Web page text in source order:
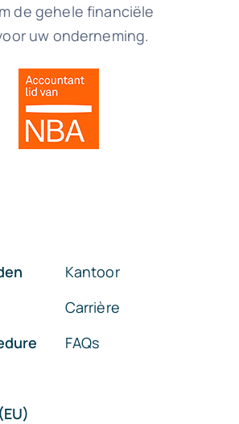
de gehele financiële
uw onderneming.
Kantoor
Carrière
FAQs